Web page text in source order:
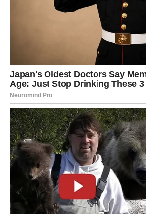
naziv „ testo“.
Onoštoovo testo činijošvrednijim
upotrebljivost.Možesekoristitiza